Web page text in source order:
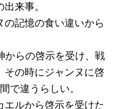
来事。
の記憶の食い違いから
からの啓示を受け、戦
その時にジャンヌに啓
で違うらしい。
ルから啓示を受けた